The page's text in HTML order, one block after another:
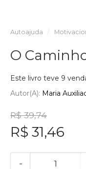
Autoajuda
O
Este livro teve 9
Autor(a): Maria
R$ 39,74
R$ 31,46
-